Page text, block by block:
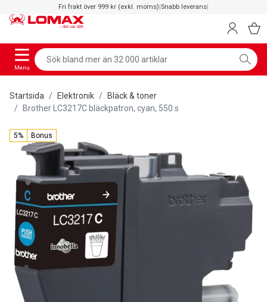
Fri frakt över 999 kr (exkl. moms)|Snabb leverans|
Menu
Startsida Elektronik
Bläck & toner
Brother LC3217C bläckpatron, cyan, 550 s
5% Bonus